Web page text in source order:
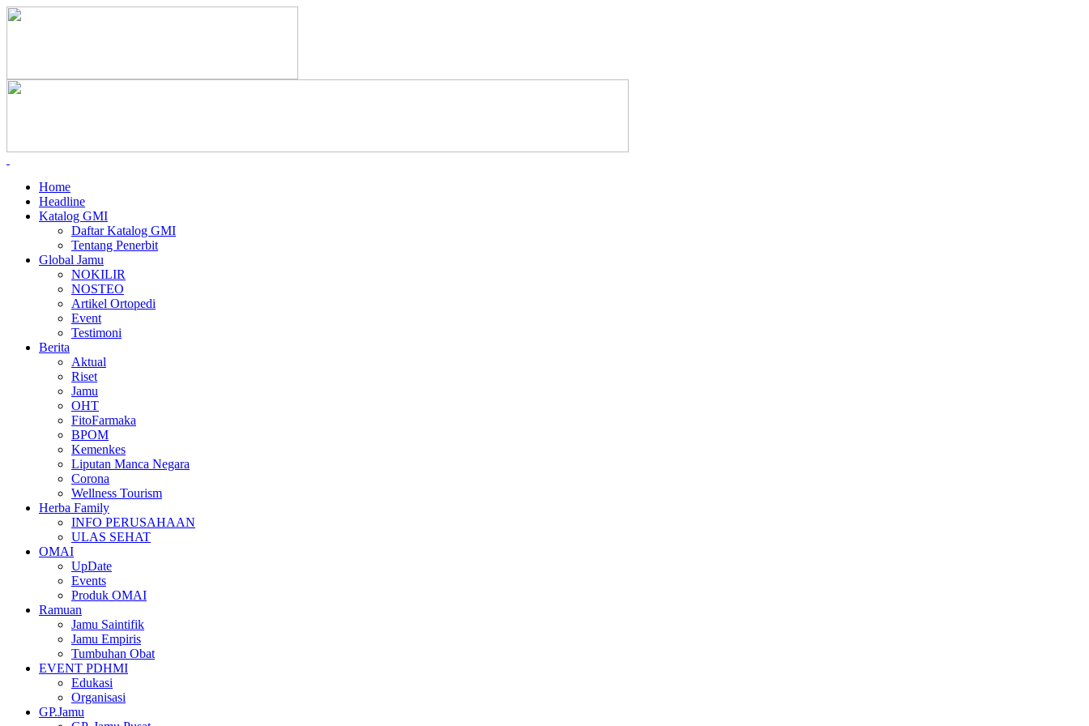
Home
Headline
Katalog GMI
Daftar Katalog GMI
Tentang Penerbit
Global Jamu
NOKILIR
NOSTEO
Artikel Ortopedi
Event
Testimoni
Berita
Aktual
Riset
Jamu
OHT
FitoFarmaka
BPOM
Kemenkes
Liputan Manca Negara
Corona
Wellness Tourism
Herba Family
INFO PERUSAHAAN
ULAS SEHAT
OMAI
UpDate
Events
Produk OMAI
Ramuan
Jamu Saintifik
Jamu Empiris
Tumbuhan Obat
EVENT PDHMI
Edukasi
Organisasi
GP.Jamu